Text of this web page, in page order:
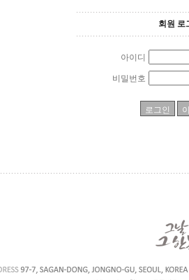
회원 로
아이디
비밀번호